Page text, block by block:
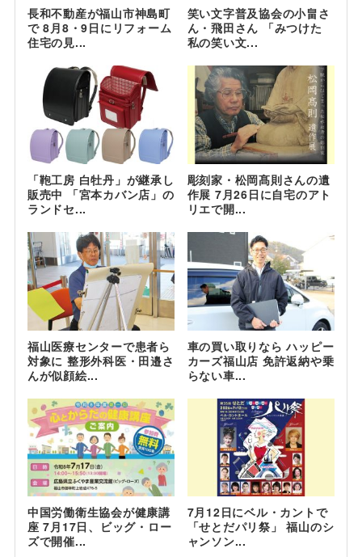
長和不動産が福山市神島町
で 8月8・9日にリフォーム
住宅の見...
笑い文字普及協会の小畠さ
ん・飛田さん 「みつけた
私の笑い文...
「鞄工房 白牡丹」が継承し
販売中 「宮本カバン店」の
ランドセ...
彫刻家・松岡髙則さんの遺
作展 7月26日に自宅のアト
リエで開...
福山医療センターで患者ら
対象に 整形外科医・田邉さ
んが似顔絵...
車の買い取りなら ハッピー
カーズ福山店 免許返納や乗
らない車...
中国労働衛生協会が健康講
座 7月17日、ビッグ・ロー
ズで開催...
7月12日にベル・カントで
「せとだパリ祭」 福山のシ
ャンソン...